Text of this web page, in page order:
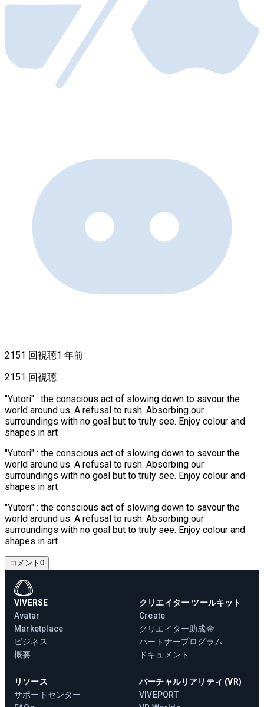
2151 回視聴1 年前
2151 回視聴
"Yutori" : the conscious act of slowing down to savour the
world around us. A refusal to rush. Absorbing our
surroundings with no goal but to truly see. Enjoy colour and
shapes in art
"Yutori" : the conscious act of slowing down to savour the
world around us. A refusal to rush. Absorbing our
surroundings with no goal but to truly see. Enjoy colour and
shapes in art
"Yutori" : the conscious act of slowing down to savour the
world around us. A refusal to rush. Absorbing our
surroundings with no goal but to truly see. Enjoy colour and
shapes in art
コメント 0
VIVERSE
Avatar
Marketplace
ビジネス
概要
クリエイター ツールキット
Create
クリエイター助成金
パートナープログラム
ドキュメント
リソース
サポートセンター
バーチャルリアリティ (VR)
VIVEPORT